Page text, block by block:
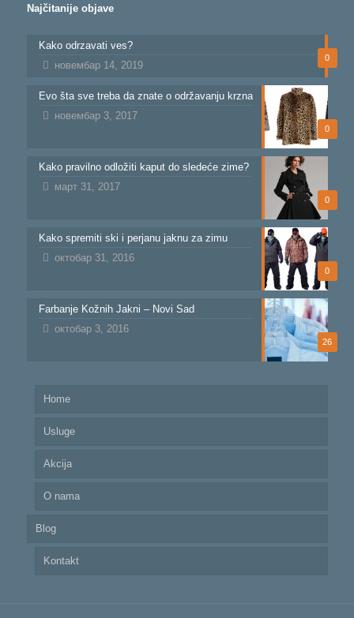
Najčitanije objave
0
Kako odrzavati ves?
новембар 14, 2019
0
Evo šta sve treba da znate o održavanju krzna
новембар 3, 2017
0
Kako pravilno odložiti kaput do sledeće zime?
март 31, 2017
0
Kako spremiti ski i perjanu jaknu za zimu
октобар 31, 2016
26
Farbanje Kožnih Jakni – Novi Sad
октобар 3, 2016
Home
Usluge
Akcija
O nama
Blog
Kontakt